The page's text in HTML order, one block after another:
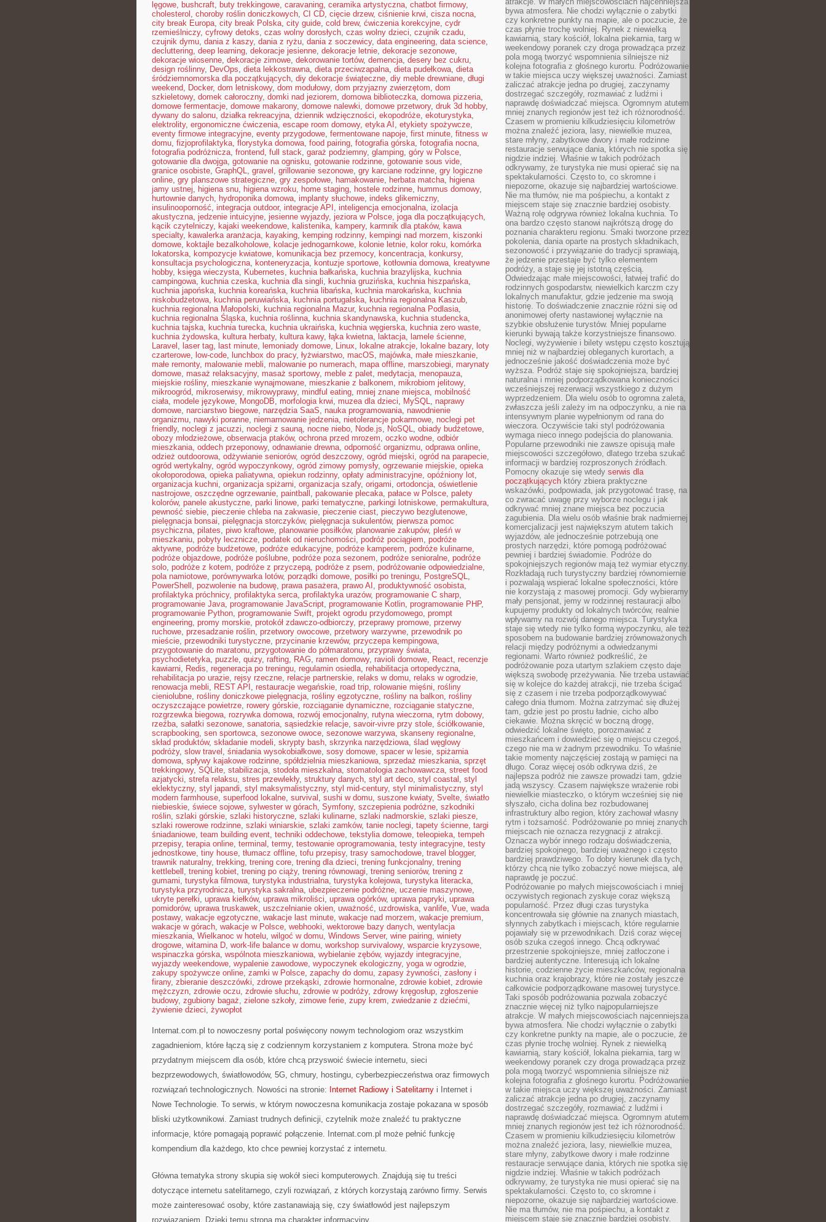
lęgowe, bushcraft, buty trekkingowe, caravaning, ceramika artystyczna, chatbot firmowy,
cholesterol , choroby roślin doniczkowych, CI CD, cięcie drzew, ciśnienie krwi, cisza nocna,
city break Europa, city break Polska, city guide, cold brew, ćwiczenia korekcyjne, cydr
rzemieślniczy, cyfrowy detoks, czas wolny dorosłych, czas wolny dzieci, czujnik czadu,
czujnik dymu, dania z kaszy, dania z ryżu, dania z soczewicy, data engineering, data science,
decluttering, deep learning, dekoracje jesienne, dekoracje letnie, dekoracje sezonowe,
dekoracje wiosenne, dekoracje zimowe, dekorowanie tortów, demencja, desery bez cukru,
design roślinny, DevOps, dieta lekkostrawna, dieta przeciwzapalna, dieta pudełkowa, dieta
śródziemnomorska dla początkujących, diy dekoracje świąteczne, diy meble drewniane, długi
weekend, Docker, dom letniskowy, dom modułowy, dom przyjazny zwierzętom, dom
szkieletowy, domek całoroczny, domki nad jeziorem, domowa biblioteczka, domowa pizzeria,
domowe fermentacje, domowe makarony, domowe nalewki, domowe przetwory, druk 3d hobby,
dywany do salonu, działka rekreacyjna, dziennik wdzięczności, ekopodróże, ekoturystyka,
elektrolity, ergonomiczne ćwiczenia, escape room domowy, etyka AI , etykiety spożywcze,
eventy firmowe integracyjne, eventy przygodowe, fermentowane napoje, first minute, fitness w
domu, fizjoprofilaktyka, florystyka domowa, food pairing, fotografia górska, fotografia nocna,
fotografia podróżnicza, frontend, full stack, garaż podziemny, glamping, góry w Polsce,
gotowanie dla dwojga, gotowanie na ognisku, gotowanie rodzinne, gotowanie sous vide,
granice osobiste, GraphQL, gravel , grillowanie sezonowe, gry karciane rodzinne, gry logiczne
online, gry planszowe strategiczne, gry zespołowe, hamakowanie, herbata matcha, higiena
jamy ustnej, higiena snu, higiena wzroku, home staging, hostele rodzinne, hummus domowy,
hurtownie danych, hydroponika domowa, implanty słuchowe, indeks glikemiczny,
insulinooporność, integracja outdoor, integracje API , inteligencja emocjonalna, izolacja
akustyczna, jedzenie intuicyjne, jesienne wyjazdy, jeziora w Polsce, joga dla początkujących,
kącik czytelniczy, kajaki weekendowe, kalistenika, kampery, karmnik dla ptaków, kawa
specialty, kawalerka aranżacja, kayaking, kemping rodzinny, kempingi nad morzem, kiszonki
domowe, koktajle bezalkoholowe, kolacje jednogarnkowe, kolonie letnie, kolor roku, komórka
lokatorska, kompozycje kwiatowe, komunikacja bez przemocy, koncentracja, konkursy,
konsultacja psychologiczna, konteneryzacja, kontuzje sportowe, kotłownia domowa, kreatywne
hobby, księga wieczysta, Kubernetes, kuchnia bałkańska, kuchnia brazylijska, kuchnia
campingowa, kuchnia czeska, kuchnia dla singli, kuchnia gruzińska, kuchnia hiszpańska,
kuchnia japońska, kuchnia koreańska, kuchnia libańska, kuchnia marokańska, kuchnia
niskobudżetowa, kuchnia peruwiańska, kuchnia portugalska, kuchnia regionalna Kaszub,
kuchnia regionalna Małopolski, kuchnia regionalna Mazur, kuchnia regionalna Podlasia,
kuchnia regionalna Śląska, kuchnia roślinna, kuchnia skandynawska, kuchnia studencka,
kuchnia tajska, kuchnia turecka, kuchnia ukraińska, kuchnia węgierska, kuchnia zero waste,
kuchnia żydowska, kultura herbaty, kultura kawy, łąka kwietna, laktacja, lamele ścienne,
Laravel , laser tag, last minute, lemoniady domowe, Linux, lokalne atrakcje, lokalne bazary, loty
czarterowe, low-code, lunchbox do pracy, łyżwiarstwo, macOS, majówka, małe mieszkanie,
małe remonty, malowanie mebli, malowanie po numerach, mapa offline, marszobiegi, marynaty
domowe, masaż relaksacyjny, masaż sportowy, meble z palet, medytacja, menopauza,
miejskie rośliny, mieszkanie wynajmowane, mieszkanie z balkonem, mikrobiom jelitowy,
mikroogród, mikroserwisy, mikrowyprawy, mindful eating, mniej znane miejsca, mobilność
ciała, modele językowe, MongoDB, morfologia krwi, muzea dla dzieci, MySQL, naprawy
domowe, narciarstwo biegowe, narzędzia SaaS, nauka programowania, nawodnienie
organizmu, nawyki poranne, niemarnowanie jedzenia, nietolerancje pokarmowe, noclegi pet
friendly, noclegi z jacuzzi, noclegi z sauną, nocne niebo, Node.js, NoSQL, obiady budżetowe,
obozy młodzieżowe, obserwacja ptaków, ochrona przed mrozem, oczko wodne, odbiór
mieszkania, oddech przeponowy, odnawianie drewna, odporność organizmu, odprawa online,
odzież outdoorowa, odżywianie seniorów, ogród deszczowy, ogród miejski, ogród na parapecie,
ogród wertykalny, ogród wypoczynkowy, ogród zimowy pomysły, ogrzewanie miejskie, opieka
okołoporodowa, opieka paliatywna, opiekun rodzinny, opłaty administracyjne, opóźniony lot,
organizacja kuchni, organizacja spiżarni, organizacja szafy, origami, ortodoncja, oświetlenie
nastrojowe, oszczędne ogrzewanie, paintball , pakowanie plecaka, pałace w Polsce, palety
kolorów, panele akustyczne, parki linowe, parki tematyczne, parkingi lotniskowe, permakultura,
pewność siebie, pieczenie chleba na zakwasie, pieczenie ciast, pieczywo bezglutenowe,
pielęgnacja bonsai, pielęgnacja storczyków, pielęgnacja sukulentów, pierwsza pomoc
psychiczna, pilates, piwo kraftowe, planowanie posiłków, planowanie zakupów, pleśń w
mieszkaniu, pobyty lecznicze, podatek od nieruchomości, podróż pociągiem, podróże
aktywne, podróże budżetowe, podróże edukacyjne, podróże kamperem, podróże kulinarne,
podróże objazdowe, podróże poślubne, podróże poza sezonem, podróże senioralne, podróże
solo, podróże z kotem, podróże z przyczepą, podróże z psem, podróżowanie odpowiedzialne,
pola namiotowe, porównywarka lotów, porządki domowe, posiłki po treningu, PostgreSQL,
PowerShell , pozwolenie na budowę, prawa pasażera, prawo AI , produktywność osobista,
profilaktyka próchnicy, profilaktyka serca, profilaktyka urazów, programowanie C sharp,
programowanie Java, programowanie JavaScript, programowanie Kotlin, programowanie PHP,
programowanie Python, programowanie Swift, projekt ogrodu przydomowego, prompt
engineering, promy morskie, protokół zdawczo-odbiorczy, przeprawy promowe, przerwy
ruchowe, przesadzanie roślin, przetwory owocowe, przetwory warzywne, przewodnik po
mieście, przewodniki turystyczne, przycinanie krzewów, przyczepa kempingowa,
przygotowanie do maratonu, przygotowanie do półmaratonu, przyprawy świata,
psychodietetyka, puzzle, quizy, rafting, RAG, ramen domowy, ravioli domowe, React, recenzje
kawiarni, Redis, regeneracja po treningu, regulamin osiedla, rehabilitacja ortopedyczna,
rehabilitacja po urazie, rejsy rzeczne, relacje partnerskie, relaks w domu, relaks w ogrodzie,
renowacja mebli, REST API , restauracje wegańskie, road trip, rolowanie mięśni, rośliny
cieniolubne, rośliny doniczkowe pielęgnacja, rośliny egzotyczne, rośliny na balkon, rośliny
oczyszczające powietrze, rowery górskie, rozciąganie dynamiczne, rozciąganie statyczne,
rozgrzewka biegowa, rozrywka domowa, rozwój emocjonalny, rutyna wieczorna, rytm dobowy,
rzeźba, sałatki sezonowe, sanatoria, sąsiedzkie relacje, savoir-vivre przy stole, ściółkowanie,
scrapbooking, sen sportowca, sezonowe owoce, sezonowe warzywa, skanseny regionalne,
skład produktów, składanie modeli, skrypty bash, skrzynka narzędziowa, ślad węglowy
podróży, slow travel , śniadania wysokobiałkowe, sosy domowe, spacer w lesie, spiżarnia
domowa, spływy kajakowe rodzinne, spółdzielnia mieszkaniowa, sprzedaż mieszkania, sprzęt
trekkingowy, SQLite, stabilizacja, stodoła mieszkalna, stomatologia zachowawcza, street food
azjatycki, strefa relaksu, stres przewlekły, struktury danych, styl art deco, styl coastal , styl
eklektyczny, styl japandi, styl maksymalistyczny, styl mid-century, styl minimalistyczny, styl
modern farmhouse, superfood lokalne, survival , sushi w domu, suszone kwiaty, Svelte, światło
niebieskie, świece sojowe, sylwester w górach, Symfony, szczepienia podróżne, szkodniki
roślin, szlaki górskie, szlaki historyczne, szlaki kulinarne, szlaki nadmorskie, szlaki piesze,
szlaki rowerowe rodzinne, szlaki winiarskie, szlaki zamków, tanie noclegi, tapety ścienne, targi
śniadaniowe, team building event, techniki oddechowe, tekstylia domowe, teleopieka, tempeh
przepisy, terapia online, terminal , termy, testowanie oprogramowania, testy integracyjne, testy
jednostkowe, tiny house, tłumacz offline, tofu przepisy, trasy samochodowe, travel blogger,
trawnik naturalny, trekking, trening core, trening dla dzieci, trening funkcjonalny, trening
kettlebell , trening kobiet, trening po ciąży, trening równowagi, trening seniorów, trening z
gumami, turystyka filmowa, turystyka industrialna, turystyka kolejowa, turystyka literacka,
turystyka przyrodnicza, turystyka sakralna, ubezpieczenie podróżne, uczenie maszynowe,
ukryte perełki, uprawa kiełków, uprawa mikroliści, uprawa ogórków, uprawa papryki, uprawa
pomidorów, uprawa truskawek, uszczelnianie okien, uważność, uzdrowiska, vanlife, Vue, wada
postawy, wakacje egzotyczne, wakacje last minute, wakacje nad morzem, wakacje premium,
wakacje w górach, wakacje w Polsce, webhooki, wektorowe bazy danych, wentylacja
mieszkania, Wielkanoc w hotelu, wilgoć w domu, Windows Server, wine pairing, winiety
drogowe, witamina D, work-life balance w domu, workshop survivalowy, wsparcie kryzysowe,
wspinaczka górska, wspólnota mieszkaniowa, wybielanie zębów, wyjazdy integracyjne,
wyjazdy weekendowe, wypalenie zawodowe, wypoczynek ekologiczny, yoga w ogrodzie,
zakupy spożywcze online, zamki w Polsce, zapachy do domu, zapasy żywności, zasłony i
firany, zbieranie deszczówki, zdrowe przekąski, zdrowie hormonalne, zdrowie kobiet, zdrowie
mężczyzn, zdrowie oczu, zdrowie słuchu, zdrowie w podróży, zdrowy kręgosłup, zgłoszenie
budowy, zgubiony bagaż, zielone szkoły, zimowe ferie, zupy krem, zwiedzanie z dziećmi,
żywienie dzieci, żywopłot
Internat.com.pl to nowoczesny portal poświęcony nowym technologiom oraz wszystkim
zagadnieniom, które łączą się z codziennym korzystaniem z komputera. Strona może być
przydatnym miejscem dla osób, które chcą przyswoić świecie internetu, sieci
bezprzewodowych, światłowodów, 5G, chmury, hostingu, cyberbezpieczeństwa oraz firmowych
rozwiązań technologicznych. Nowości na stronie: Internet Radiowy i Satelitarny i Internet i
Nowe Technologie. To serwis, w którym nowoczesna komunikacja zostaje pokazana w sposób
bliski użytkownikowi. Zamiast trudnych definicji, czytelnik może znaleźć tu praktyczne
informacje, które pomagają poprawić połączenie. Internat.com.pl może pełnić funkcję
kompendium dla każdego, kto chce pewniej korzystać z internetu.
Główna tematyka strony skupia się wokół sieci komputerowych. Znajdują się tu treści
dotyczące internetu satelitarnego, czyli rozwiązań, z których korzystają zarówno firmy. Serwis
może zainteresować osoby, które zastanawiają się, czy światłowód jest najlepszym
rozwiązaniem. Dzięki temu strona ma charakter informacyjny.
bywa atmosfera. Nie chodzi wyłącznie o zabytki
czy konkretne punkty na mapie, ale o poczucie, że
czas płynie trochę wolniej. Rynek z niewielką
kawiarnią, stary kościół, lokalna piekarnia, targ w
weekendowy poranek czy droga prowadząca przez
pola mogą tworzyć wspomnienia silniejsze niż
kolejna fotografia z głośnego kurortu. Podróżowanie
w takie miejsca uczy większej uważności. Zamiast
zaliczać atrakcje jedna po drugiej, zaczynamy
dostrzegać szczegóły, rozmawiać z ludźmi i
naprawdę doświadczać miejsca. Ogromnym atutem
mniej znanych regionów jest też ich różnorodność.
Czasem w promieniu kilkudziesięciu kilometrów
można znaleźć jeziora, lasy, niewielkie muzea,
stare młyny, zabytkowe dwory i małe rodzinne
restauracje serwujące dania, których nie spotka się
nigdzie indziej. Właśnie w takich podróżach
odkrywamy, że turystyka nie musi opierać się na
spektakularności. Często to, co skromne i
niepozorne, okazuje się najbardziej wartościowe.
Nie ma tłumów, nie ma pośpiechu, a kontakt z
miejscem staje się znacznie bardziej osobisty.
Ważną rolę odgrywa również lokalna kuchnia. To
ona bardzo często stanowi najkrótszą drogę do
poznania charakteru regionu. Smaki tworzone przez
pokolenia, dania oparte na prostych składnikach,
sezonowość i przywiązanie do tradycji sprawiają,
że jedzenie przestaje być tylko elementem
podróży, a staje się jej istotną częścią.
Odwiedzając małe miejscowości, łatwiej trafić do
rodzinnych gospodarstw, niewielkich karczm czy
lokalnych manufaktur, gdzie jedzenie ma swoją
historię. To doświadczenie znacznie różni się od
anonimowej oferty nastawionej wyłącznie na
szybkie obsłużenie turystów. Mniej popularne
kierunki bywają także korzystniejsze finansowo.
Noclegi, wyżywienie i bilety wstępu często kosztują
mniej niż w najbardziej obleganych kurortach, a
jednocześnie jakość doświadczenia może być
wyższa. Podróż staje się spokojniejsza, bardziej
naturalna i mniej podporządkowana konieczności
wcześniejszej rezerwacji wszystkiego z dużym
wyprzedzeniem. Dla wielu osób to ogromna zaleta,
zwłaszcza jeśli zależy im na odpoczynku, a nie na
intensywnym planie wypełnionym od rana do
wieczora. Oczywiście taki styl podróżowania
wymaga nieco innego podejścia do planowania.
Popularne przewodniki nie zawsze opisują małe
miejscowości szczegółowo, dlatego trzeba szukać
informacji w bardziej rozproszonych źródłach.
Pomocny okazuje się wtedy serwis dla
początkujących który zbiera praktyczne
wskazówki, podpowiada, jak przygotować trasę, na
co zwracać uwagę przy wyborze noclegu i jak
odkrywać mniej znane miejsca bez poczucia
zagubienia. Dla wielu osób właśnie brak nadmiernej
komercjalizacji jest największym atutem takich
wyjazdów, ale jednocześnie potrzebują one
prostych narzędzi, które pomogą podróżować
pewniej i bardziej świadomie. Podróże do
spokojniejszych regionów mają też wymiar etyczny.
Rozkładają ruch turystyczny bardziej równomiernie
i pozwalają wspierać lokalne społeczności, które
nie korzystają z masowej promocji. Gdy wybieramy
mały pensjonat, jemy w rodzinnej restauracji albo
kupujemy produkty od lokalnych twórców, realnie
wpływamy na rozwój danego miejsca. Turystyka
staje się wtedy nie tylko formą wypoczynku, ale też
sposobem na budowanie bardziej zrównoważonych
relacji między podróżnymi a odwiedzanymi
regionami. Warto również podkreślić, że
podróżowanie poza utartym szlakiem często daje
większą swobodę przeżywania. Nie trzeba ustawiać
się w kolejce do każdej atrakcji, nie trzeba ścigać
się z czasem i nie trzeba podporządkowywać
całego dnia tłumom. Można zatrzymać się dłużej
tam, gdzie jest po prostu ładnie, cicho albo
ciekawie. Można skręcić w boczną drogę,
odwiedzić lokalne święto, porozmawiać z
mieszkańcem i dowiedzieć się o miejscu czegoś,
czego nie ma w żadnym przewodniku. To właśnie
takie momenty najczęściej zostają w pamięci na
długo. Coraz więcej osób odkrywa dziś, że
najlepsza podróż nie zawsze prowadzi tam, gdzie
jadą wszyscy. Czasem największe wrażenie robi
niewielkie miasteczko, o którym wcześniej się nie
słyszało, cicha dolina bez rozbudowanej
infrastruktury albo region, który zachował własny
rytm i tożsamość. Podróżowanie po mniej znanych
miejscach nie oznacza rezygnacji z atrakcji.
Oznacza wybór innego rodzaju doświadczenia,
bardziej spokojnego, bardziej uważnego i często
bardziej prawdziwego. To dobry kierunek dla tych,
którzy chcą nie tylko zobaczyć nowe miejsca, ale
naprawdę je poczuć.
Podróżowanie po małych miejscowościach i mniej
oczywistych regionach zyskuje coraz większą
popularność. Przez długi czas turystyka
koncentrowała się głównie na znanych miastach,
słynnych zabytkach i miejscach, które regularnie
pojawiały się w przewodnikach. Dziś coraz więcej
osób szuka czegoś innego. Chcą odkrywać
przestrzenie spokojniejsze, mniej zatłoczone i
bardziej autentyczne. Interesują ich lokalne
historie, codzienne życie mieszkańców, regionalna
kuchnia oraz krajobrazy, które nie zostały jeszcze
całkowicie podporządkowane masowej turystyce.
Taki sposób podróżowania pozwala zobaczyć
znacznie więcej niż tylko najpopularniejsze
atrakcje. W małych miejscowościach najcenniejsza
bywa atmosfera. Nie chodzi wyłącznie o zabytki
czy konkretne punkty na mapie, ale o poczucie, że
czas płynie trochę wolniej. Rynek z niewielką
kawiarnią, stary kościół, lokalna piekarnia, targ w
weekendowy poranek czy droga prowadząca przez
pola mogą tworzyć wspomnienia silniejsze niż
kolejna fotografia z głośnego kurortu. Podróżowanie
w takie miejsca uczy większej uważności. Zamiast
zaliczać atrakcje jedna po drugiej, zaczynamy
dostrzegać szczegóły, rozmawiać z ludźmi i
naprawdę doświadczać miejsca. Ogromnym atutem
mniej znanych regionów jest też ich różnorodność.
Czasem w promieniu kilkudziesięciu kilometrów
można znaleźć jeziora, lasy, niewielkie muzea,
stare młyny, zabytkowe dwory i małe rodzinne
restauracje serwujące dania, których nie spotka się
nigdzie indziej. Właśnie w takich podróżach
odkrywamy, że turystyka nie musi opierać się na
spektakularności. Często to, co skromne i
niepozorne, okazuje się najbardziej wartościowe.
Nie ma tłumów, nie ma pośpiechu, a kontakt z
miejscem staje się znacznie bardziej osobisty.